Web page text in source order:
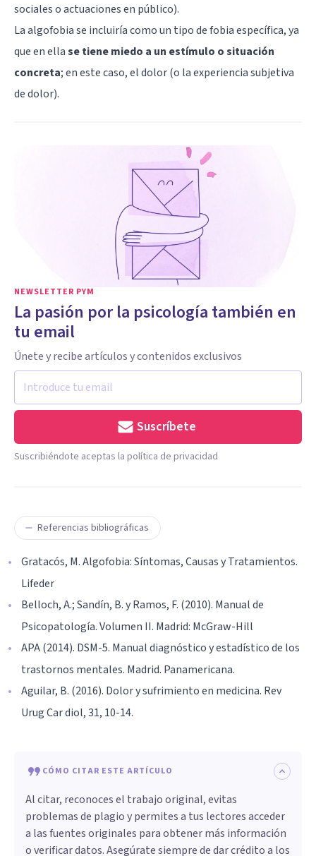
sociales o actuaciones en público).
La algofobia se incluiría como un tipo de fobia específica, ya
que en ellase tiene miedo a un estímulo o situación
concreta; en este caso, el dolor (o la experiencia subjetiva
de dolor).
NEWSLETTER PYM
La pasión por la psicología también en
tu email
Únete y recibe artículos y contenidos exclusivos
Suscríbete
Suscribiéndote aceptas la política de privacidad
Referencias bibliográficas
Gratacós, M. Algofobia: Síntomas, Causas y Tratamientos.
Lifeder
Belloch, A.; Sandín, B. y Ramos, F. (2010). Manual de
Psicopatología. Volumen II. Madrid: McGraw-Hill
APA (2014). DSM-5. Manual diagnóstico y estadístico de los
trastornos mentales. Madrid. Panamericana.
Aguilar, B. (2016). Dolor y sufrimiento en medicina. Rev
Urug Car diol, 31, 10-14.
CÓMO CITAR ESTE ARTÍCULO
Al citar, reconoces el trabajo original, evitas
problemas de plagio y permites a tus lectores acceder
a las fuentes originales para obtener más información
o verificar datos. Asegúrate siempre de dar crédito a los